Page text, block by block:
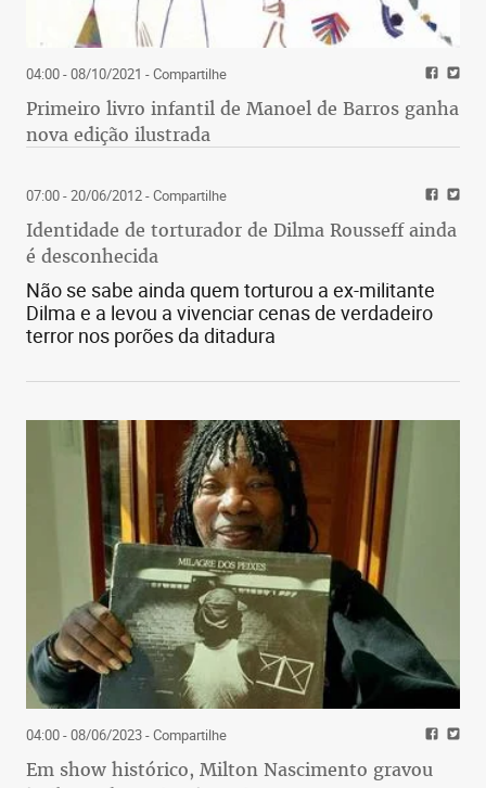
04:00 - 08/10/2021 - Compartilhe
Primeiro livro infantil de Manoel de Barros ganha
nova edição ilustrada
07:00 - 20/06/2012- Compartilhe
Identidade de torturador de Dilma Rousseff ainda
é desconhecida
Não se sabe ainda quem torturou a ex-militante
Dilma e a levou a vivenciar cenas de verdadeiro
terror nos porões da ditadura
04:00 - 08/06/2023- Compartilhe
Em show histórico, Milton Nascimento gravou